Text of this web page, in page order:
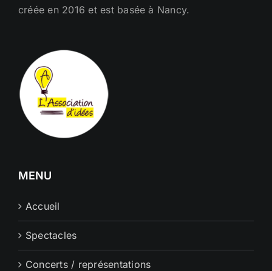
créée en 2016 et est basée à Nancy.
MENU
Accueil
Spectacles
Concerts / représentations